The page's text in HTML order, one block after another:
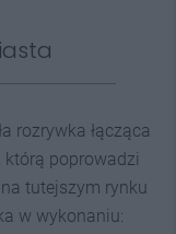
rozrywka łącząca
poprowadzi
tutejszym rynku
w wykonaniu: